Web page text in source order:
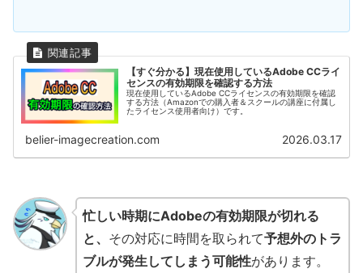
【すぐ分かる】現在使用しているAdobe CCライ
センスの有効期限を確認する方法
現在使用しているAdobe CCライセンスの有効期限を確認
する方法（Amazonでの購入者＆スクールの講座に付属し
たライセンス使用者向け）です。
belier-imagecreation.com 2026.03.17
忙しい時期にAdobeの有効期限が切れる
と、 その対応に時間を取られて予想外のトラ
ブルが発生してしまう可能性があります。